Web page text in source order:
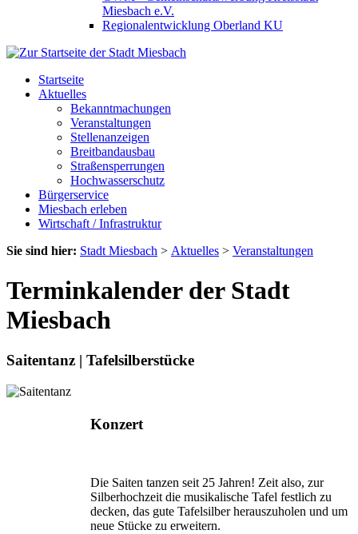
Miesbach e.V.
Regionalentwicklung Oberland KU
Startseite
Aktuelles
Bekanntmachungen
Veranstaltungen
Stellenanzeigen
Breitbandausbau
Straßensperrungen
Hochwasserschutz
Bürgerservice
Miesbach erleben
Wirtschaft / Infrastruktur
Sie sind hier: Stadt Miesbach > Aktuelles > Veranstaltungen
Terminkalender der Stadt
Miesbach
Saitentanz | Tafelsilberstücke
Konzert
Die Saiten tanzen seit 25 Jahren! Zeit also, zur
Silberhochzeit die musikalische Tafel festlich zu
decken, das gute Tafelsilber herauszuholen und um
neue Stücke zu erweitern.